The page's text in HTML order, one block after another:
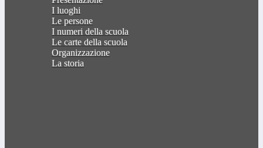
I luoghi
Le persone
I numeri della scuola
Le carte della scuola
Organizzazione
La storia